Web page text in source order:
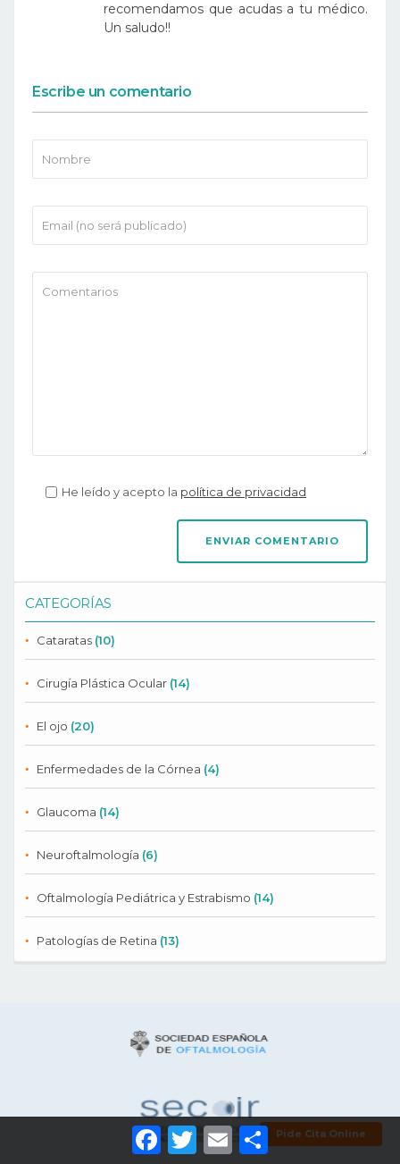
Pide Cita Online
Facebook
Twitter
Email
recomendamos que acudas a tu médico.
Un saludo!!
Escribe un comentario
He leído y acepto la política de privacidad
CATEGORÍAS
Cataratas (10)
Cirugía Plástica Ocular (14)
El ojo (20)
Enfermedades de la Córnea (4)
Glaucoma (14)
Neuroftalmología (6)
Oftalmología Pediátrica y Estrabismo (14)
Patologías de Retina (13)